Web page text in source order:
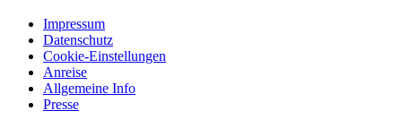
Impressum
Datenschutz
Cookie-Einstellungen
Anreise
Allgemeine Info
Presse